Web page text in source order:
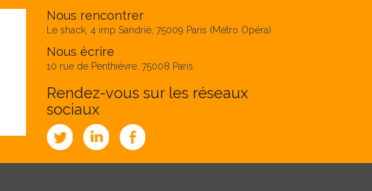
Nous rencontrer
Le shack, 4 imp Sandrié, 75009 Paris (Métro Opéra)
Nous écrire
10 rue de Penthièvre, 75008 Paris
Rendez-vous sur les réseaux
sociaux